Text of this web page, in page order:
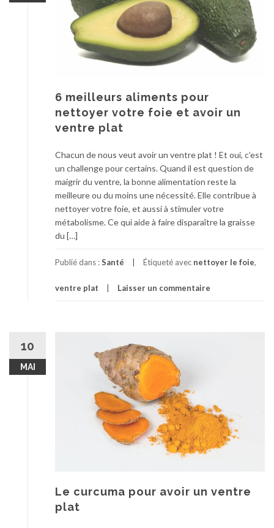
6 meilleurs aliments pour
nettoyer votre foie et avoir un
ventre plat
Chacun de nous veut avoir un ventre plat ! Et oui, c’est
un challenge pour certains. Quand il est question de
maigrir du ventre, la bonne alimentation reste la
meilleure ou du moins une nécessité. Elle contribue à
nettoyer votre foie, et aussi à stimuler votre
métabolisme. Ce qui aide à faire disparaître la graisse
du […]
Publié dans :Santé Étiqueté avec nettoyer le foie,
ventre plat Laisser un commentaire
10
MAI
Le curcuma pour avoir un ventre
plat